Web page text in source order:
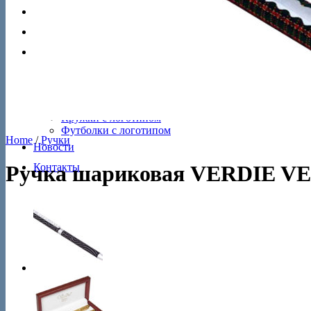
Кружки с логотипом
Футболки с логотипом
Новости
Контакты
Home / Ручки
Ручка шариковая VERDIE